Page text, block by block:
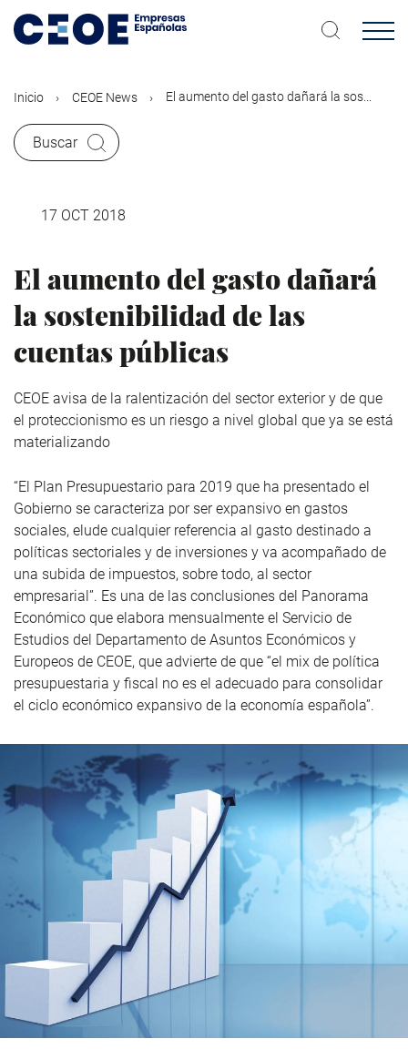
contenido
Inicio CEOE News El aumento del gasto dañará la sos...
Buscar
17 OCT 2018
El aumento del gasto dañará
la sostenibilidad de las
cuentas públicas
CEOE avisa de la ralentización del sector exterior y de que
el proteccionismo es un riesgo a nivel global que ya se está
materializando
“El Plan Presupuestario para 2019 que ha presentado el
Gobierno se caracteriza por ser expansivo en gastos
sociales, elude cualquier referencia al gasto destinado a
políticas sectoriales y de inversiones y va acompañado de
una subida de impuestos, sobre todo, al sector
empresarial”. Es una de las conclusiones del Panorama
Económico que elabora mensualmente el Servicio de
Estudios del Departamento de Asuntos Económicos y
Europeos de CEOE, que advierte de que “el mix de política
presupuestaria y fiscal no es el adecuado para consolidar
el ciclo económico expansivo de la economía española”.